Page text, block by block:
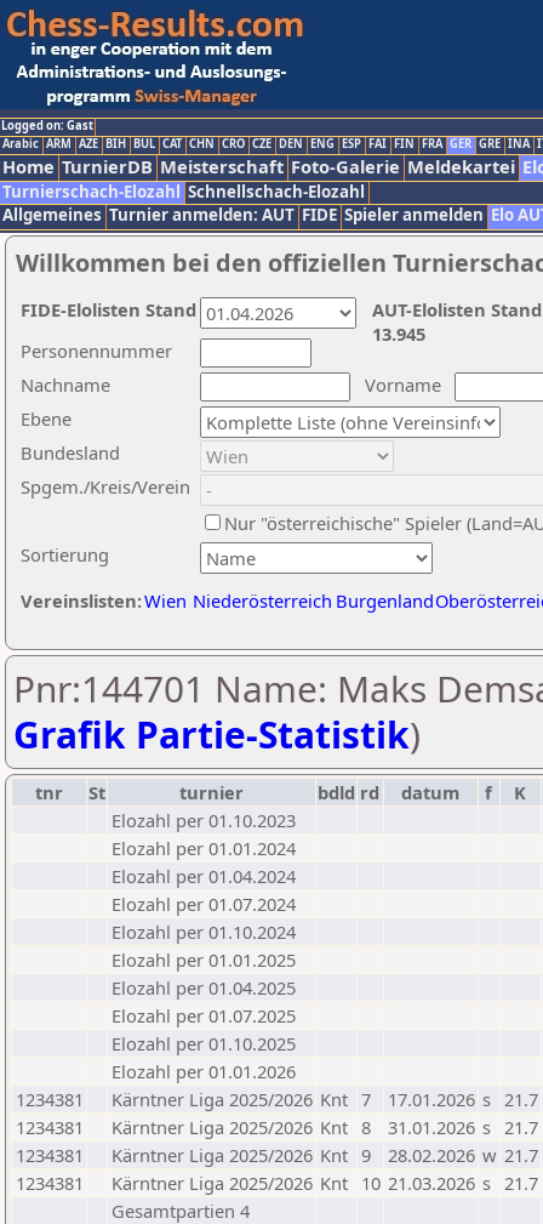
Logged on: Gast
Arabic ARM AZE BIH BUL CAT CHN CRO CZE DEN ENG ESP FAI FIN FRA GER GRE INA
Home TurnierDB Meisterschaft Foto-Galerie Meldekartei
Turnierschach-Elozahl Schnellschach-Elozahl
Allgemeines Turnier anmelden: AUT FIDE Spieler anmelden Elo
Willkommen bei den offiziellen
Nachname
Vorname
Ebene
Sortierung
Personennummer
Bundesland
Spgem./Kreis/Verein
Nur "österreichische" Spieler
Vereinslisten:Wien Niederösterreich Burgenland
AUT-Elolisten
13.945
FIDE-Elolisten Stand
Pnr:144701 Name: Maks
Grafik Partie-Statistik)
tnr St turnier bdld rd datum f
K
Elozahl per 01.10.2023
Elozahl per 01.01.2024
Elozahl per 01.04.2024
Elozahl per 01.07.2024
Elozahl per 01.10.2024
Elozahl per 01.01.2025
Elozahl per 01.04.2025
Elozahl per 01.07.2025
Elozahl per 01.10.2025
Elozahl per 01.01.2026
1234381
Kärntner Liga 2025/2026 Knt 7 17.01.2026 s 21.7
1234381
Kärntner Liga 2025/2026 Knt 8 31.01.2026 s 21.7
1234381
Kärntner Liga 2025/2026 Knt 9 28.02.2026 w 21.7
1234381
Kärntner Liga 2025/2026 Knt 10 21.03.2026 s 21.7
Gesamtpartien 4